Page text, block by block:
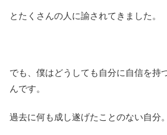
とたくさんの人に諭されてきました。
でも、僕はどうしても自分に自信を持
んです。
過去に何も成し遂げたことのない自分。